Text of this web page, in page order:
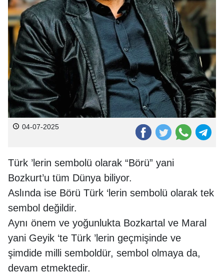
04-07-2025
Türk ’lerin sembolü olarak “Börü” yani
Bozkurt’u tüm Dünya biliyor.
Aslında ise Börü Türk ‘lerin sembolü olarak tek
sembol değildir.
Aynı önem ve yoğunlukta Bozkartal ve Maral
yani Geyik ‘te Türk ’lerin geçmişinde ve
şimdide milli semboldür, sembol olmaya da,
devam etmektedir.